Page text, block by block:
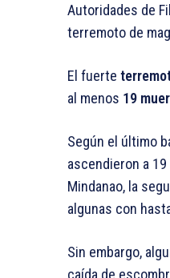
Autoridades de
terremoto de
El fuerte
al menos 19
Según el último
ascendieron a
Mindanao, la
algunas con
Sin embargo,
caída de